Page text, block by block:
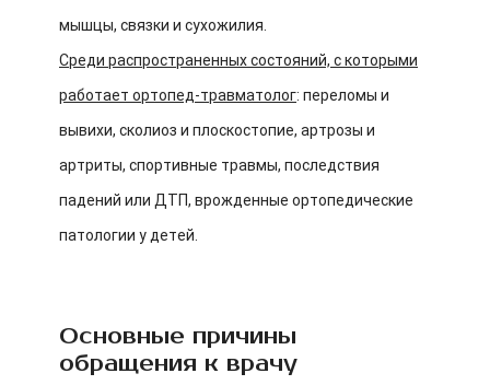
мышцы, связки и сухожилия.
Среди распространенных состояний, с которыми
работает ортопед-травматолог: переломы и
вывихи, сколиоз и плоскостопие, артрозы и
артриты, спортивные травмы, последствия
падений или ДТП, врожденные ортопедические
патологии у детей.
Основные причины
обращения к врачу